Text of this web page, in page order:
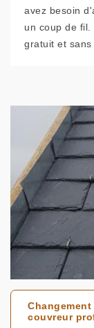
avez besoin
un coup de
gratuit et sans
couvreur